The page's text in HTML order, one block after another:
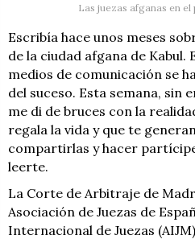
Las juezas afganas en el
Escribía hace unos meses
de la ciudad afgana de Kabul.
medios de comunicación se
del suceso. Esta semana, sin
me di de bruces con la
regala la vida y que te
compartirlas y hacer
leerte.
La Corte de Arbitraje de
Asociación de Juezas de
Internacional de Juezas